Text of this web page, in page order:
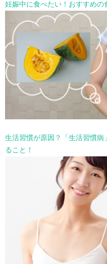
妊娠中に食べたい！おすすめの
生活習慣が原因？「生活習慣病
ること！